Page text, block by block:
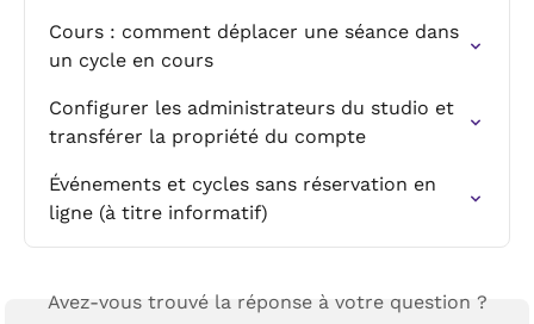
Cours : comment déplacer une séance dans
un cycle en cours
Configurer les administrateurs du studio et
transférer la propriété du compte
Événements et cycles sans réservation en
ligne (à titre informatif)
Avez-vous trouvé la réponse à votre question ?